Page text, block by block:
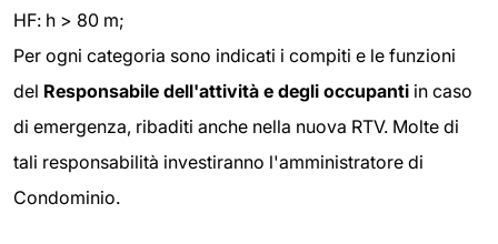
HF: h > 80 m;
Per ogni categoria sono indicati i compiti e le funzioni
del Responsabile dell'attività e degli occupanti in caso
di emergenza, ribaditi anche nella nuova RTV. Molte di
tali responsabilità investiranno l'amministratore di
Condominio.